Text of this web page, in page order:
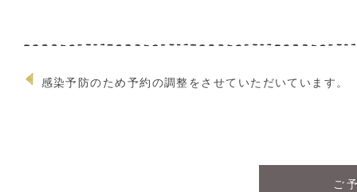
感染予防のため予約の調整をさせていただいています。
ご